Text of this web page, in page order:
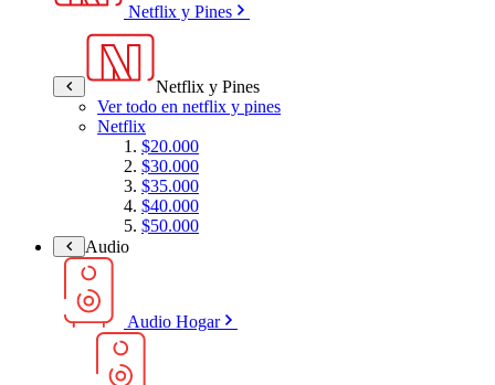
Netflix y Pines
Netflix y Pines
Ver todo en netflix y pines
Netflix
$20.000
$30.000
$35.000
$40.000
$50.000
Audio
Audio Hogar